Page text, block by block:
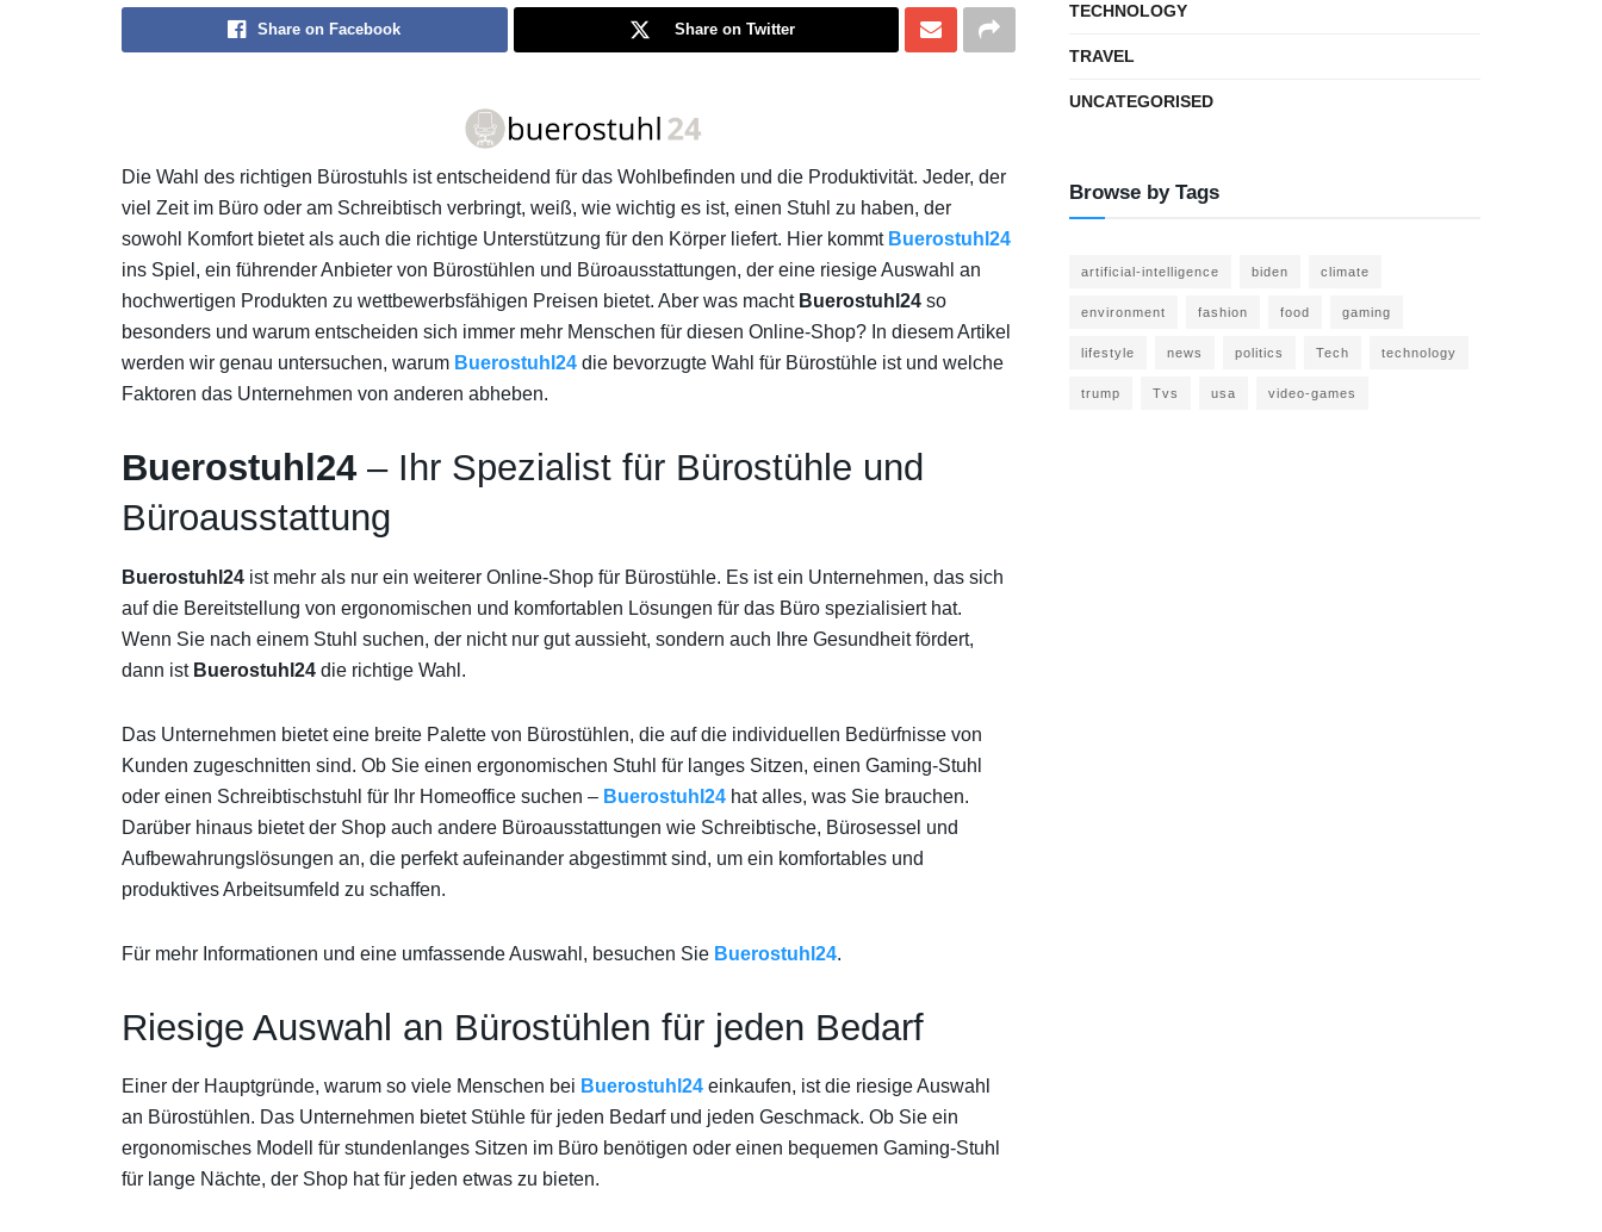
Share on Facebook Share on Twitter
Die Wahl des richtigen Bürostuhls ist entscheidend für das Wohlbefinden und die Produktivität. Jeder, der
viel Zeit im Büro oder am Schreibtisch verbringt, weiß, wie wichtig es ist, einen Stuhl zu haben, der
sowohl Komfort bietet als auch die richtige Unterstützung für den Körper liefert. Hier kommt Buerostuhl24
ins Spiel, ein führender Anbieter von Bürostühlen und Büroausstattungen, der eine riesige Auswahl an
hochwertigen Produkten zu wettbewerbsfähigen Preisen bietet. Aber was macht Buerostuhl24 so
besonders und warum entscheiden sich immer mehr Menschen für diesen Online-Shop? In diesem Artikel
werden wir genau untersuchen, warum Buerostuhl24 die bevorzugte Wahl für Bürostühle ist und welche
Faktoren das Unternehmen von anderen abheben.
Buerostuhl24 – Ihr Spezialist für Bürostühle und
Büroausstattung
Buerostuhl24 ist mehr als nur ein weiterer Online-Shop für Bürostühle. Es ist ein Unternehmen, das sich
auf die Bereitstellung von ergonomischen und komfortablen Lösungen für das Büro spezialisiert hat.
Wenn Sie nach einem Stuhl suchen, der nicht nur gut aussieht, sondern auch Ihre Gesundheit fördert,
dann ist Buerostuhl24 die richtige Wahl.
Das Unternehmen bietet eine breite Palette von Bürostühlen, die auf die individuellen Bedürfnisse von
Kunden zugeschnitten sind. Ob Sie einen ergonomischen Stuhl für langes Sitzen, einen Gaming-Stuhl
oder einen Schreibtischstuhl für Ihr Homeoffice suchen – Buerostuhl24 hat alles, was Sie brauchen.
Darüber hinaus bietet der Shop auch andere Büroausstattungen wie Schreibtische, Bürosessel und
Aufbewahrungslösungen an, die perfekt aufeinander abgestimmt sind, um ein komfortables und
produktives Arbeitsumfeld zu schaffen.
Für mehr Informationen und eine umfassende Auswahl, besuchen Sie Buerostuhl24.
Riesige Auswahl an Bürostühlen für jeden Bedarf
Einer der Hauptgründe, warum so viele Menschen bei Buerostuhl24 einkaufen, ist die riesige Auswahl
an Bürostühlen. Das Unternehmen bietet Stühle für jeden Bedarf und jeden Geschmack. Ob Sie ein
ergonomisches Modell für stundenlanges Sitzen im Büro benötigen oder einen bequemen Gaming-Stuhl
für lange Nächte, der Shop hat für jeden etwas zu bieten.
TECHNOLOGY
TRAVEL
UNCATEGORISED
Browse by Tags
artificial-intelligence biden climate
environment fashion food gaming
lifestyle news politics Tech technology
trump Tvs usa video-games